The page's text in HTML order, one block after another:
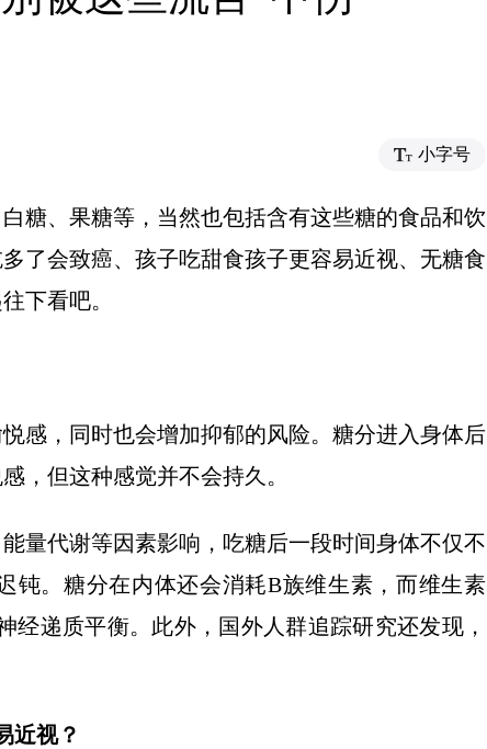
小字号
糖、果糖等，当然也包括含有这些糖的食品和饮
了会致癌、孩子吃甜食孩子更容易近视、无糖食
下看吧。
感，同时也会增加抑郁的风险。糖分进入身体后
，但这种感觉并不会持久。
量代谢等因素影响，吃糖后一段时间身体不仅不
钝。糖分在内体还会消耗B族维生素，而维生素
递质平衡。此外，国外人群追踪研究还发现，
近视？